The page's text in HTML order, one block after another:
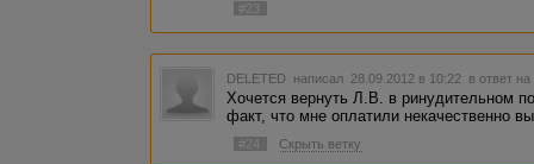
#23
DELETED написал 28.09.2012 в 10:22 в ответ
Хочется вернуть Л.В. в ринудительном
факт, что мне оплатили некачественно
#24 Скрыть ветку